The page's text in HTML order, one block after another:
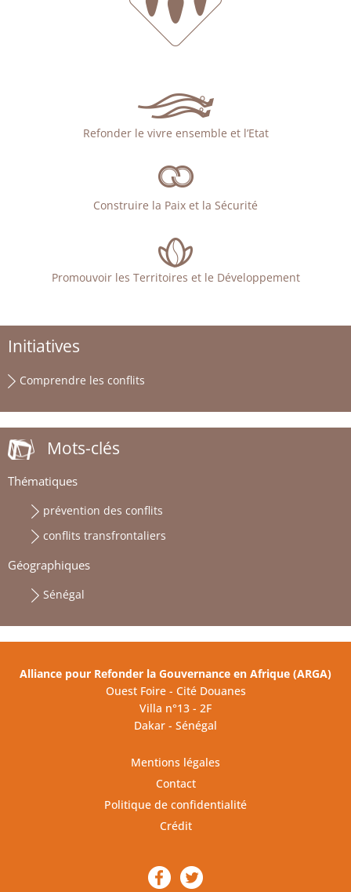
Refonder le vivre ensemble et l’Etat
Construire la Paix et la Sécurité
Promouvoir les Territoires et le Développement
Initiatives
Comprendre les conflits
Mots-clés
Thématiques
prévention des conflits
conflits transfrontaliers
Géographiques
Sénégal
Alliance pour Refonder la Gouvernance en Afrique (ARGA)
Ouest Foire - Cité Douanes
Villa n°13 - 2F
Dakar - Sénégal
Mentions légales
Contact
Politique de confidentialité
Crédit